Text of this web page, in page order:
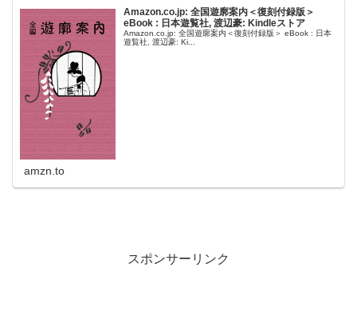
Amazon.co.jp: 全国遊廓案内＜復刻付録版＞
eBook : 日本遊覧社, 渡辺豪: Kindleストア
Amazon.co.jp: 全国遊廓案内＜復刻付録版＞ eBook : 日本
遊覧社, 渡辺豪: Ki...
amzn.to
スポンサーリンク